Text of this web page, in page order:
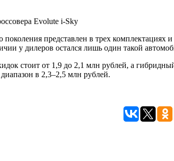
Evolute i-Sky
представлен в трех
у дилеров остался лишь один такой
стоит от 1,9 до 2,1 млн рублей, а
в 2,3–2,5 млн рублей.